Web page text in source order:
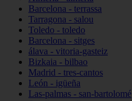
Barcelona - terrassa
Tarragona - salou
Toledo - toledo
Barcelona - sitges
álava - vitoria-gasteiz
Bizkaia - bilbao
Madrid - tres-cantos
León - igüeña
Las-palmas - san-bartolomé